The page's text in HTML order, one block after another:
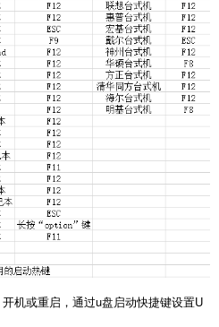
机或重启，通过u盘启动快捷键设置U